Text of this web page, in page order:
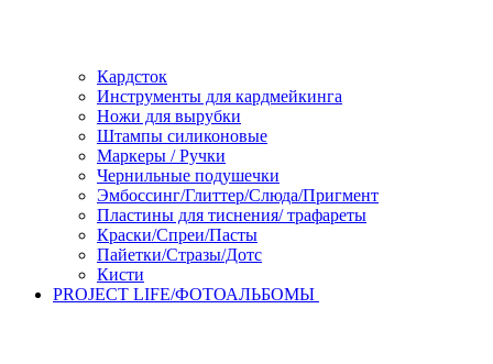
Кардсток
Инструменты для кардмейкинга
Ножи для вырубки
Штампы силиконовые
Маркеры / Ручки
Чернильные подушечки
Эмбоссинг/Глиттер/Слюда/Пригмент
Пластины для тиснения/ трафареты
Краски/Спреи/Пасты
Пайетки/Стразы/Дотс
Кисти
PROJECT LIFE/ФОТОАЛЬБОМЫ